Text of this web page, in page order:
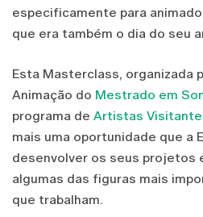
especificamente para
que era também o dia do seu
Esta Masterclass, organizada
Animação do Mestrado em
programa de Artistas
mais uma oportunidade que a
desenvolver os seus projetos
algumas das figuras mais
que trabalham.